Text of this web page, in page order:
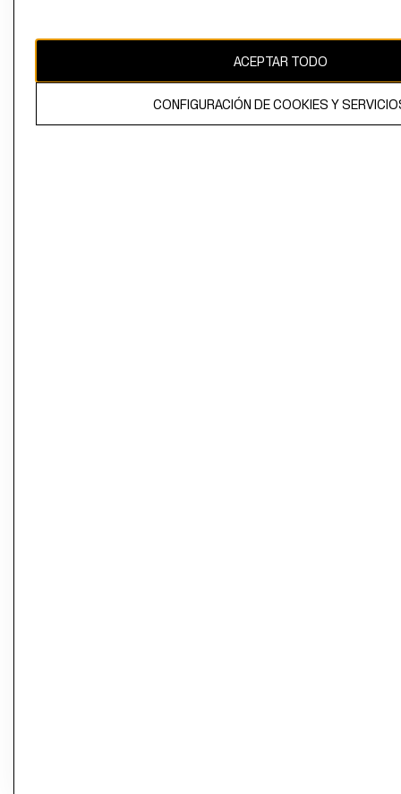
CAMBIAR REGIÓN
El contenido de esta página web está protegido por copyright y es
ACEPTAR TODO
CONFIGURACIÓN DE COOKIES Y